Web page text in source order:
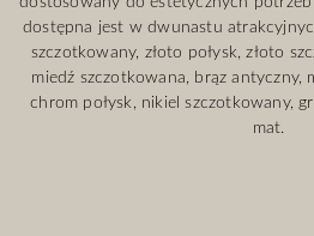
dostępna jest w dwunastu
szczotkowany, złoto połysk, złoto
miedź szczotkowana, brąz antyczny,
chrom połysk, nikiel szczotkowany,
mat.